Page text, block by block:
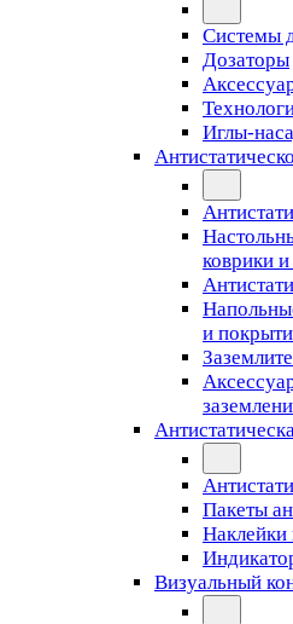
Системы
Дозаторы
Иглы-
коврики
и
Пакеты
Визуальный